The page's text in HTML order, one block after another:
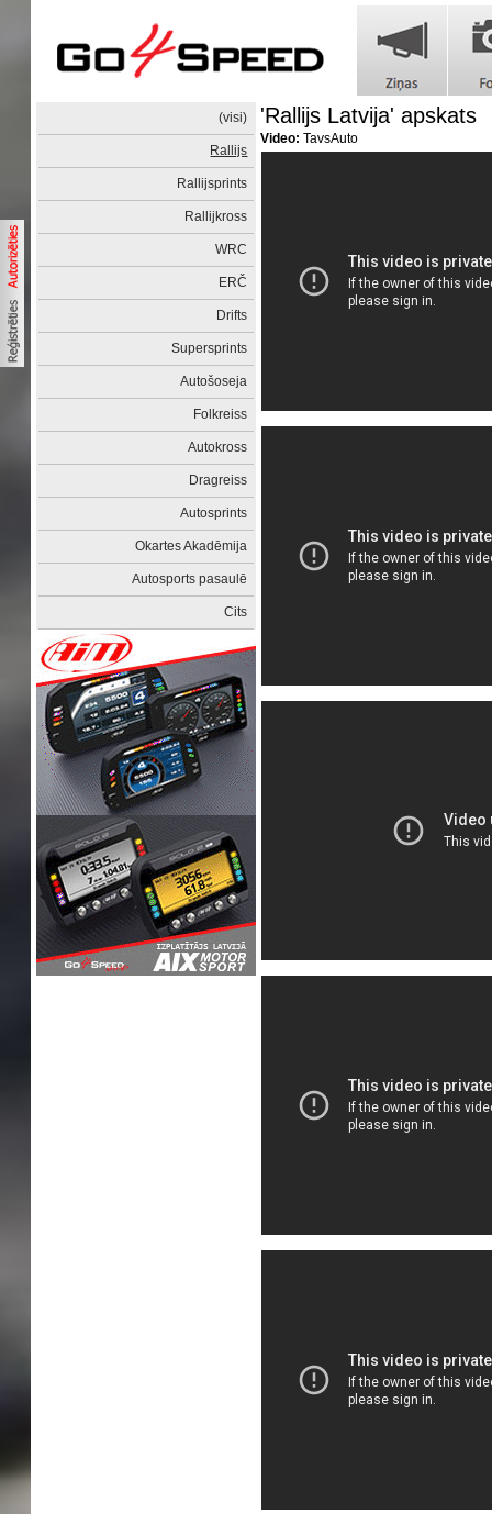
(visi)
Rallijs
Rallijsprints
Rallijkross
WRC
ERČ
Drifts
Supersprints
Autošoseja
Folkreiss
Autokross
Dragreiss
Autosprints
Okartes Akadēmija
Autosports pasaulē
Cits
'Rallijs Latvija' apskats
Video: TavsAuto